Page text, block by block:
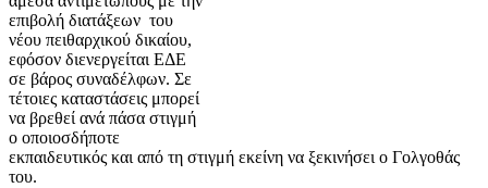
επιβολή διατάξεων του
νέου πειθαρχικού δικαίου,
εφόσον διενεργείται ΕΔΕ
σε βάρος συναδέλφων. Σε
τέτοιες καταστάσεις μπορεί
να βρεθεί ανά πάσα στιγμή
ο οποιοσδήποτε
εκπαιδευτικός και από τη στιγμή εκείνη να ξεκινήσει ο Γολγοθάς
του.